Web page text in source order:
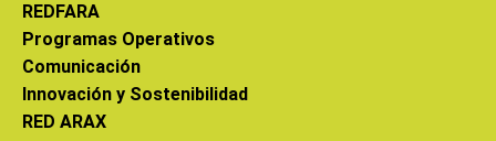
REDFARA
Programas Operativos
Comunicación
Innovación y Sostenibilidad
RED ARAX